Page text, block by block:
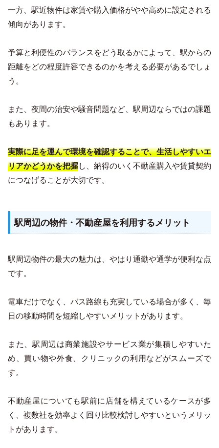
一方、駅近物件は家賃や購入価格がやや高めに設定される
傾向があります。
予算と利便性のバランスをどう取るかによって、駅からの
距離をどの程度許容できるのかを考える必要があるでしょ
う。
また、夜間の治安や騒音問題など、駅周辺ならではの課題
もあります。
実際に足を運んで環境を確認することで、生活しやすいエ
リアかどうかを把握し、納得のいく不動産購入や賃貸契約
につなげることが大切です。
駅周辺の物件・不動産屋を利用するメリット
駅周辺物件の最大の魅力は、やはり通勤や通学が便利な点
です。
電車だけでなく、バス路線も充実している場合が多く、毎
日の移動時間を短縮しやすいメリットがあります。
また、駅周辺は商業施設やサービス業が集積しやすいた
め、買い物や外食、クリニックの利用などがスムーズで
す。
不動産屋についても駅前に店舗を構えているケースが多
く、複数社を効率よく回り比較検討しやすいというメリッ
トがあります。